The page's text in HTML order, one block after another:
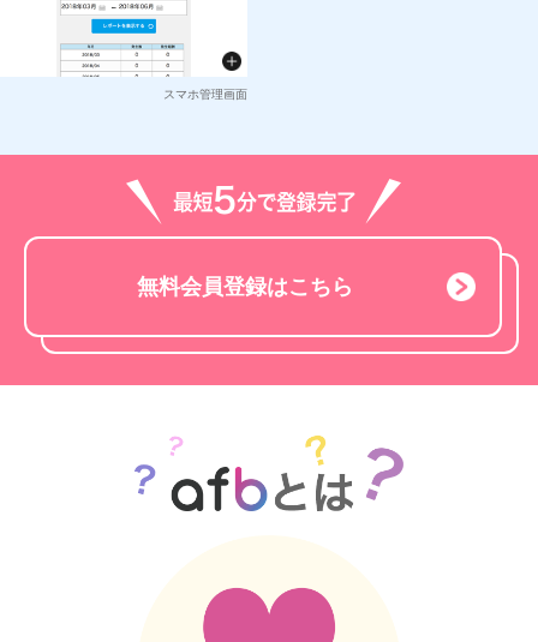
スマホ管理画面
無料会員登録はこちら